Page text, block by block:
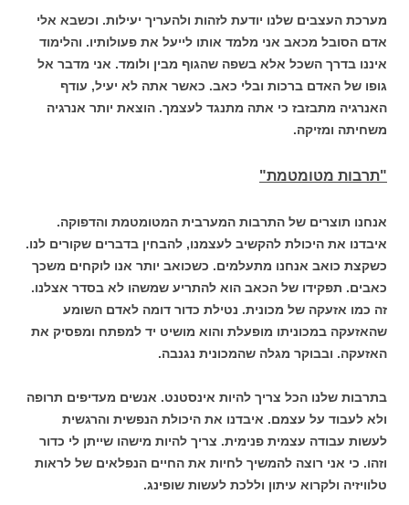
מערכת העצבים שלנו יודעת לזהות ולהעריך יעילות. וכשבא אלי
אדם הסובל מכאב אני מלמד אותו לייעל את פעולותיו. והלימוד
איננו בדרך השכל אלא בשפה שהגוף מבין ולומד. אני מדבר אל
גופו של האדם ברכות ובלי כאב. כאשר אתה לא יעיל, עודף
האנרגיה מתבזבז כי אתה מתנגד לעצמך. הוצאת יותר אנרגיה
משחיתה ומזיקה.
"תרבות מטומטמת"
אנחנו תוצרים של התרבות המערבית המטומטמת והדפוקה.
איבדנו את היכולת להקשיב לעצמנו, להבחין בדברים שקורים לנו.
כשקצת כואב אנחנו מתעלמים. כשכואב יותר אנו לוקחים משכך
כאבים. תפקידו של הכאב הוא להתריע שמשהו לא בסדר אצלנו.
זה כמו אזעקה של מכונית. נטילת כדור דומה לאדם השומע
שהאזעקה במכוניתו מופעלת והוא מושיט יד למפתח ומפסיק את
האזעקה. ובבוקר מגלה שהמכונית נגנבה.
בתרבות שלנו הכל צריך להיות אינסטנט. אנשים מעדיפים תרופה
ולא לעבוד על עצמם. איבדנו את היכולת הנפשית והרגשית
לעשות עבודה עצמית פנימית. צריך להיות מישהו שייתן לי כדור
וזהו. כי אני רוצה להמשיך לחיות את החיים הנפלאים של לראות
טלוויזיה ולקרוא עיתון וללכת לעשות שופינג.